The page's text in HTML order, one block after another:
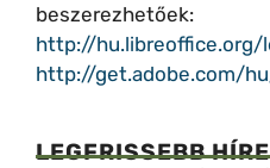
beszerezhetőek:
http://hu.libreoffice.org/
http://get.adobe.com/
LEGFRISSEBB